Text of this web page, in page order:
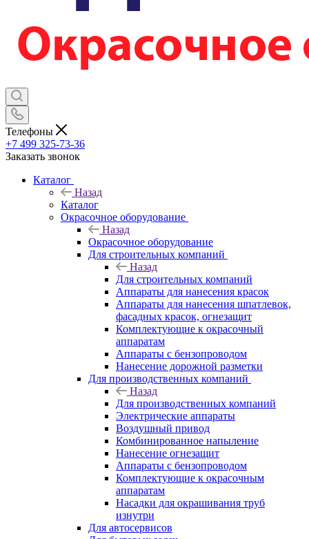
Телефоны
+7 499 325-73-36
Заказать звонок
Каталог
Назад
Каталог
Окрасочное оборудование
Назад
Окрасочное оборудование
Для строительных компаний
Назад
Для строительных компаний
Аппараты для нанесения красок
Аппараты для нанесения шпатлевок,
фасадных красок, огнезащит
Комплектующие к окрасочный
аппаратам
Аппараты с бензопроводом
Нанесение дорожной разметки
Для производственных компаний
Назад
Для производственных компаний
Электрические аппараты
Воздушный привод
Комбинированное напыление
Нанесение огнезащит
Аппараты с бензопроводом
Комплектующие к окрасочным
аппаратам
Насадки для окрашивания труб
изнутри
Для автосервисов